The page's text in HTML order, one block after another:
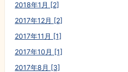
2018年1月 [2]
2017年12月 [2]
2017年11月 [1]
2017年10月 [1]
2017年8月 [3]